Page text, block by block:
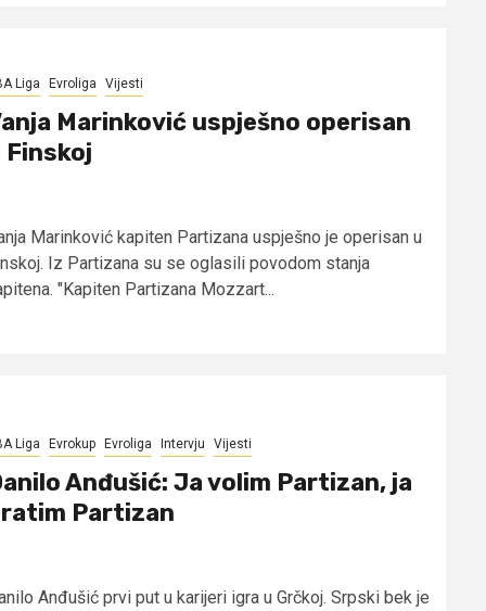
Liga Evroliga Vijesti
Marinković uspješno operisan
Finskoj
Marinković kapiten Partizana uspješno je operisan u
Iz Partizana su se oglasili povodom stanja
"Kapiten Partizana Mozzart...
Liga Evrokup Evroliga Intervju Vijesti
Anđušić: Ja volim Partizan, ja
Partizan
Anđušić prvi put u karijeri igra u Grčkoj. Srpski bek je